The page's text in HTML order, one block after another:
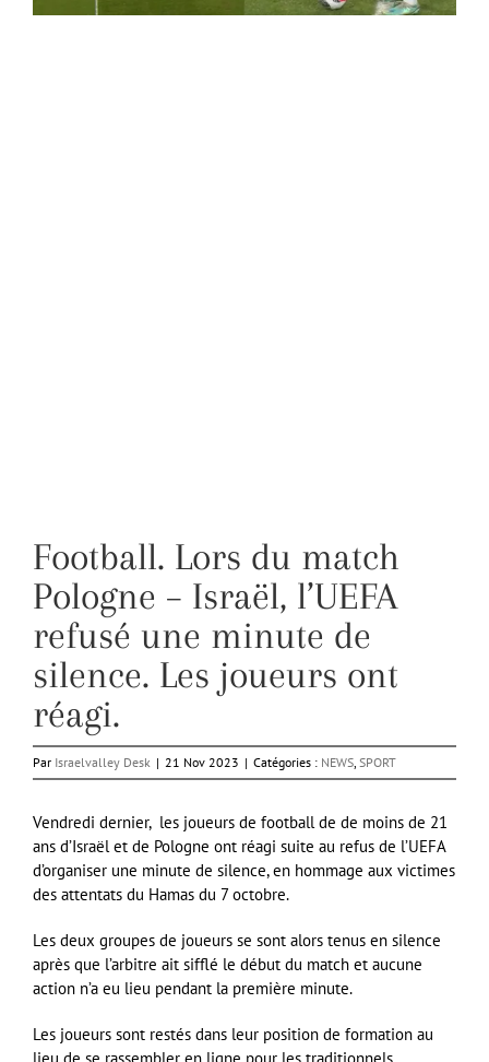
Football. Lors du match
Pologne – Israël, l’UEFA
refusé une minute de
silence. Les joueurs ont
réagi.
Par Israelvalley Desk | 21 Nov 2023 | Catégories : NEWS SPORT
Vendredi dernier, les joueurs de football de de moins de 21
ans d’Israël et de Pologne ont réagi suite au refus de l’UEFA
d’organiser une minute de silence, en hommage aux victimes
des attentats du Hamas du 7 octobre.
Les deux groupes de joueurs se sont alors tenus en silence
après que l’arbitre ait sifflé le début du match et aucune
action n’a eu lieu pendant la première minute.
Les joueurs sont restés dans leur position de formation au